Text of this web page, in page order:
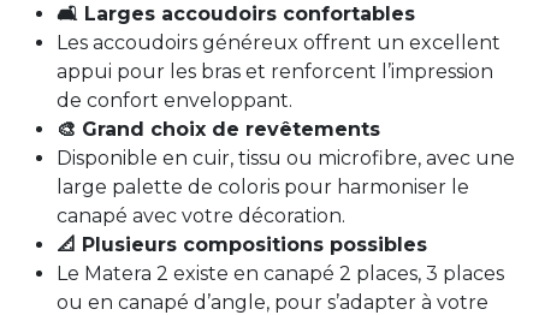
🛋️ Larges accoudoirs confortables
Les accoudoirs généreux offrent un excellent
appui pour les bras et renforcent l’impression
de confort enveloppant.
🎨 Grand choix de revêtements
Disponible en cuir, tissu ou microfibre, avec une
large palette de coloris pour harmoniser le
canapé avec votre décoration.
📐 Plusieurs compositions possibles
Le Matera 2 existe en canapé 2 places, 3 places
ou en canapé d’angle, pour s’adapter à votre